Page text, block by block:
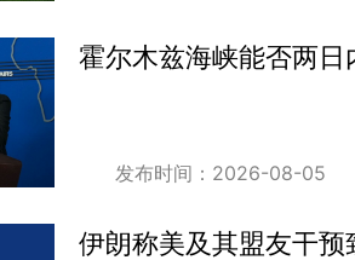
霍尔木兹海峡能否两
发布时间：2026-08-05
伊朗称美及其盟友干